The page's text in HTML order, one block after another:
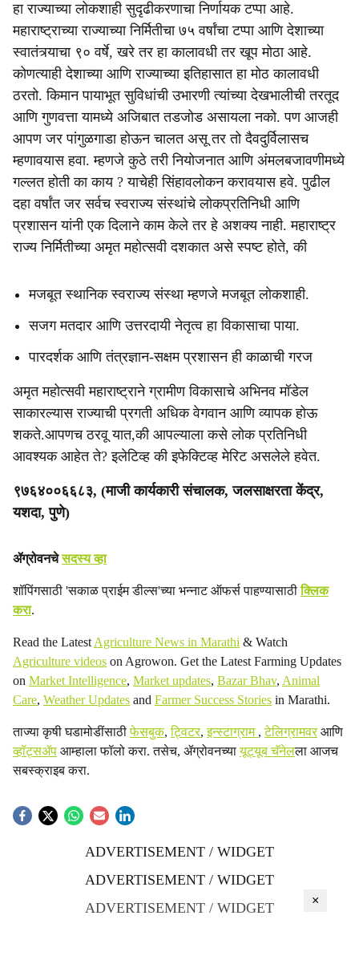
हा राज्याच्या लोकशाही सुदृढीकरणाचा निर्णायक टप्पा आहे.
महाराष्ट्राच्या राज्याच्या निर्मितीचा ७५ वर्षांचा टप्पा आणि देशाच्या
स्वातंत्र्याचा ९० वर्षे, खरे तर हा कालावधी तर खूप मोठा आहे.
कोणत्याही देशाच्या आणि राज्याच्या इतिहासात हा मोठ कालावधी
ठरतो. किमान पायाभूत सुविधांची उभारणी त्यांच्या देखभालीची तरतूद
आणि गुणवत्ता यामध्ये अजिबात तडजोड असायला नको. पण आजही
आपण जर पांगुळगाडा होऊन चालत असू तर तो दैवदुर्विलासच
म्हणावयास हवा. म्हणजे कुठे तरी नियोजनात आणि अंमलबजावणीमध्ये
गल्लत होती का काय ? याचेही सिंहावलोकन करावयास हवे. पुढील
दहा वर्षांत जर सर्वच स्वराज्य संस्थांचे लोकप्रतिनिधी आणि
प्रशासन यांनी एक दिलाने काम केले तर हे अशक्य नाही. महाराष्ट्र
राज्य निर्मितीच्या अमृत महोत्सवी दशकात असे स्पष्ट होते, की
मजबूत स्थानिक स्वराज्य संस्था म्हणजे मजबूत लोकशाही.
सजग मतदार आणि उत्तरदायी नेतृत्व हा विकासाचा पाया.
पारदर्शक आणि तंत्रज्ञान-सक्षम प्रशासन ही काळाची गरज
अमृत महोत्सवी महाराष्ट्राने ग्रामीण विकासाचे अभिनव मॉडेल
साकारल्यास राज्याची प्रगती अधिक वेगवान आणि व्यापक होऊ
शकते.आपणच ठरवू यात,की आपल्याला कसे लोक प्रतिनिधी
आवश्यक आहेत ते? इलेटिव्ह की इफेक्टिव्ह मेरिट असलेले हवेत.
९७६४००६६८३, (माजी कार्यकारी संचालक, जलसाक्षरता केंद्र,
यशदा, पुणे)
ॲग्रोवनचेसदस्य व्हा
शॉपिंगसाठी 'सकाळ प्राईम डील्स'च्या भन्नाट ऑफर्स पाहण्यासाठीक्लिक
करा.
Read the Latest Agriculture News in Marathi & Watch
Agriculture videos on Agrowon. Get the Latest Farming Updates
on Market Intelligence, Market updates, Bazar Bhav, Animal
Care, Weather Updates and Farmer Success Stories in Marathi.
ताज्या कृषी घडामोडींसाठीफेसबुक,ट्विटर,इन्स्टाग्राम ,टेलिग्रामवरआणि
व्हॉट्सॲप आम्हाला फॉलो करा. तसेच, ॲग्रोवनच्यायूट्यूब चॅनेलला आजच
सबस्क्राइब करा.
ADVERTISEMENT / WIDGET
ADVERTISEMENT / WIDGET
ADVERTISEMENT / WIDGET
×